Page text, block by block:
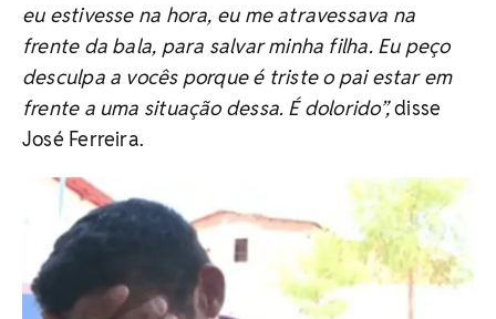
eu estivesse na hora, eu me atravessava na
frente da bala, para salvar minha filha. Eu peço
desculpa a vocês porque é triste o pai estar em
frente a uma situação dessa. É dolorido”,disse
José Ferreira.